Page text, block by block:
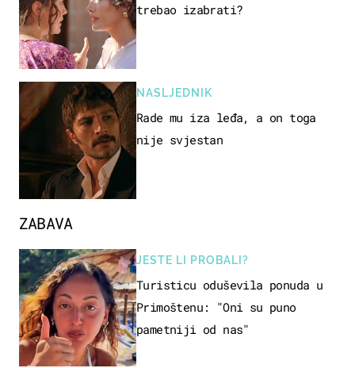
ZABAVA
JESTE LI PROBALI?
Turisticu oduševila ponuda u
Primoštenu: "Oni su puno
pametniji od nas"
trebao izabrati?
NASLJEDNIK
Rade mu iza leđa, a on toga
nije svjestan